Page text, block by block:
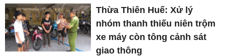
Thừa Thiên Huế: Xử lý
nhóm thanh thiếu niên trộm
xe máy còn tông cảnh sát
giao thông